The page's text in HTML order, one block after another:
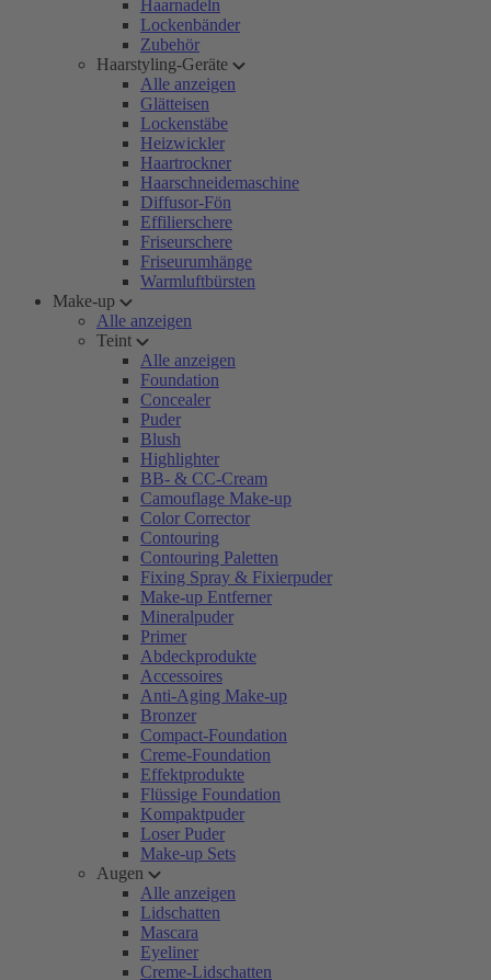
Haarnadeln
Lockenbänder
Zubehör
Haarstyling-Geräte
Alle anzeigen
Glätteisen
Lockenstäbe
Heizwickler
Haartrockner
Haarschneidemaschine
Diffusor-Fön
Effilierschere
Friseurschere
Friseurumhänge
Warmluftbürsten
Make-up
Alle anzeigen
Teint
Alle anzeigen
Foundation
Concealer
Puder
Blush
Highlighter
BB- & CC-Cream
Camouflage Make-up
Color Corrector
Contouring
Contouring Paletten
Fixing Spray & Fixierpuder
Make-up Entferner
Mineralpuder
Primer
Abdeckprodukte
Accessoires
Anti-Aging Make-up
Bronzer
Compact-Foundation
Creme-Foundation
Effektprodukte
Flüssige Foundation
Kompaktpuder
Loser Puder
Make-up Sets
Augen
Alle anzeigen
Lidschatten
Mascara
Eyeliner
Creme-Lidschatten